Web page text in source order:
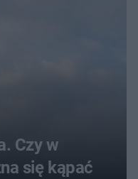
Czy w
się kąpać